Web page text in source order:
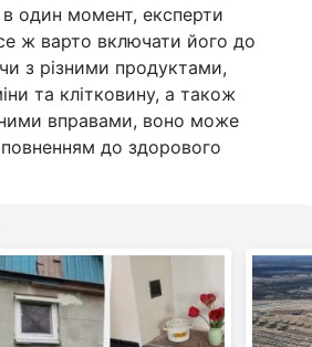
один момент, експерти
ж варто включати його до
з різними продуктами,
та клітковину, а також
вправами, воно може
до здорового